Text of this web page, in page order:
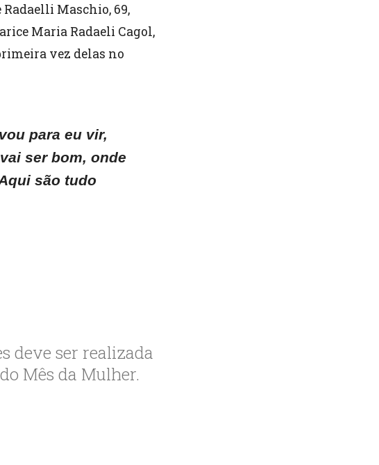
Maschio, 69,
Maria Radaeli Cagol,
vez delas no
para eu vir,
ser bom, onde
são tudo
deve ser realizada
Mês da Mulher.